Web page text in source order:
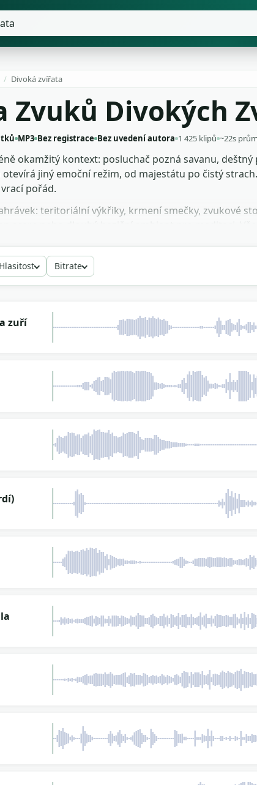
/ Divoká zvířata
Zvuků Divokých
MP3 Bez registrace Bez uvedení autora 1 425 klipů ~22s
okamžitý kontext: posluchač pozná savanu,
jiný emoční režim, od majestátu po čistý
pořád.
teritoriální výkřiky, krmení smečky, zvukové
Hlasitost Bitrate
zuří